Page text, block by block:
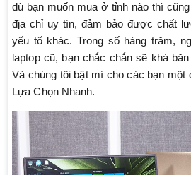
dù bạn muốn mua ở tỉnh nào thì
địa chỉ uy tín, đảm bảo được chất
yếu tố khác. Trong số hàng trăm,
laptop cũ, bạn chắc chắn sẽ khá
Và chúng tôi bật mí cho các bạn một
Lựa Chọn Nhanh.